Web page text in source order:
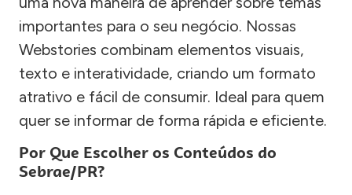
importantes para o seu negócio. Nossas
Webstories combinam elementos visuais,
texto e interatividade, criando um formato
atrativo e fácil de consumir. Ideal para quem
quer se informar de forma rápida e eficiente.
Por Que Escolher os Conteúdos do
Sebrae/PR?